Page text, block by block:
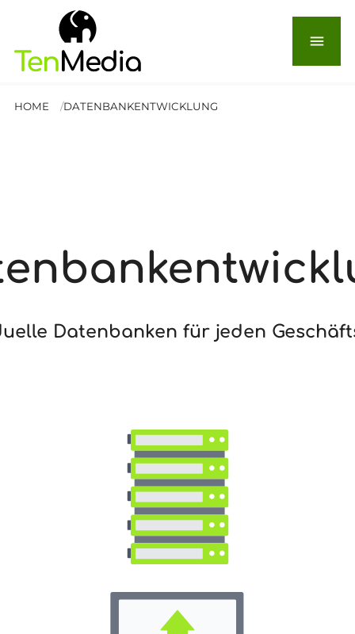
menu
HOME DATENBANKENTWICKLUNG
Datenbanken für jeden